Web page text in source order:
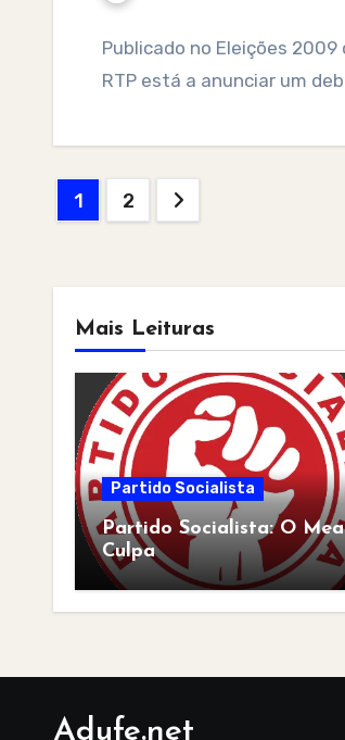
Publicado no Eleições
RTP está a anunciar um
Posts
1 2
Mais Leituras
Partido Socialista
Partido Socialista: O Mea
Culpa
Adufe.net